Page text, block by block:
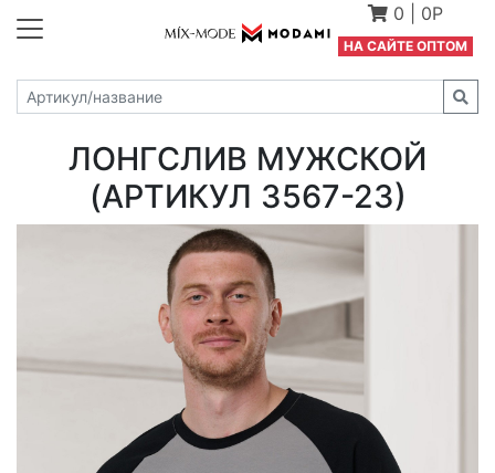
0 0Р
НА САЙТЕ ОПТОМ
ЛОНГСЛИВ МУЖСКОЙ
(АРТИКУЛ 3567-23)